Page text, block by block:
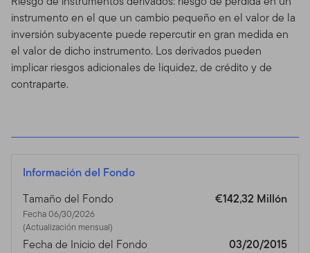
instrumento en el que un cambio pequeño en el valor de la
inversión subyacente puede repercutir en gran medida en
el valor de dicho instrumento. Los derivados pueden
implicar riesgos adicionales de liquidez, de crédito y de
contraparte.
Información del Fondo
Tamaño del Fondo
Fecha 06/30/2026
(Actualización mensual)
€142,32 Millón
Fecha de Inicio del Fondo
03/20/2015